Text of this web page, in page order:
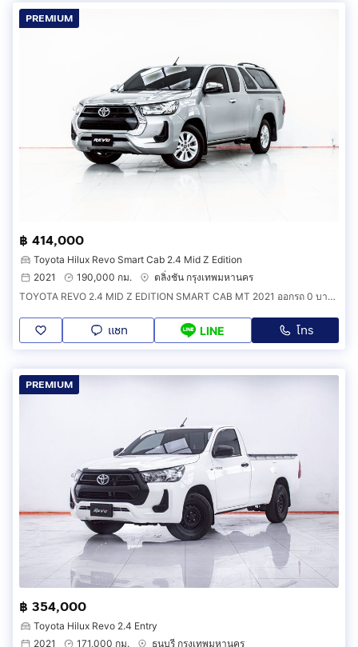
🔥 เงื่อนไข โปรโมชั่น ดอกเบี้ยเริ่มต้น 2.59% ตลอดอายุ
สัญญา
- เป็นลูกค้าประวัติดี
- ค่าดำเนินการแคมเปญ 20,000 บาท (รวมในยอดจัดได้)
🎗Car Hightlight รถสวยๆ วันนี้ขอแนะนำ TOYOTA REVO
เครื่องยนต์ดีเซล 2.4 ลิตร เหมาะสำหรับการใช้งาน
🎗ภายใน. สำหรับ TOYOTA REVO คันนี้ Navigator กุญแจ
รีโมท-สัญญานกันขโมย จอ LCD เล่น DVD เซ็นทรัลล๊อก
เบรค ABS เบาะหนัง แอร์ พวงมาลัยเพาเวอร์ Airbag กระจก
ไฟฟ้า วิทยุ - CD
🎗ภายนอก ไม่มีชนหนักหรือพลิกคว่ำค่ะ
ไฟซีนอน เซนเซอร์ถอยหลัง แม็กลายเนอร์ กระจกมองข้างพับ
ไฟฟ้า ให้ความโดดเด่นเป็นเอกลักษณ์ของ TOYOTA ทดลอง
ขับแล้วช่วงล่างและเครื่องยนต์ยังแน่นค่ะ
🎗ความคุ้มค่า รถสภาพนี้หายากมากค่ะบอกเลย รถไมล์แท้
อีกด้วย คัดเลือกคันนี้มาแล้วค่ะสภาพดีมากๆ เทียบกับราคานี้
ถือว่าคุ้มค่ามากๆค่ะ
ฮอตไลน์สายด่วน 24 ชั่วโมง
โทร.กดเพื่อดูเบอร์โทร xxxxxx211 คุณโจ๊ก
ID LINE : @bbcar03
ลิงก์ LINE :
กดเพื่อดู Line: xxxxx
#เจมส์มาก็ถูกใจใครมาก็เจอรถในฝัน
#เจมส์มาใครๆก็มาBBsmartcar
#ศูนย์รถยนต์มือสองอันดับ1
PREMIUM
฿ 414,000
Toyota Hilux Revo Smart Cab 2.4 Mid Z Edition
2021
190,000 กม.
ตลิ่งชัน กรุงเทพมหานคร
TOYOTA REVO 2.4 MID Z EDITION SMART CAB MT 2021 ออกรถ 0 บาท รหัสรถ 3B648
แชท LINE โทร
PREMIUM
฿ 354,000
Toyota Hilux Revo 2.4 Entry
2021
171,000 กม. ธนบุรี กรุงเทพมหานคร